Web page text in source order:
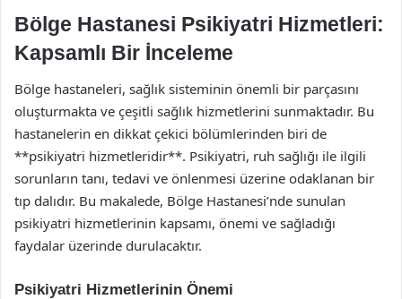
Bölge Hastanesi Psikiyatri Hizmetleri:
Kapsamlı Bir İnceleme
Bölge hastaneleri, sağlık sisteminin önemli bir parçasını
oluşturmakta ve çeşitli sağlık hizmetlerini sunmaktadır. Bu
hastanelerin en dikkat çekici bölümlerinden biri de
**psikiyatri hizmetleridir**. Psikiyatri, ruh sağlığı ile ilgili
sorunların tanı, tedavi ve önlenmesi üzerine odaklanan bir
tıp dalıdır. Bu makalede, Bölge Hastanesi’nde sunulan
psikiyatri hizmetlerinin kapsamı, önemi ve sağladığı
faydalar üzerinde durulacaktır.
Psikiyatri Hizmetlerinin Önemi